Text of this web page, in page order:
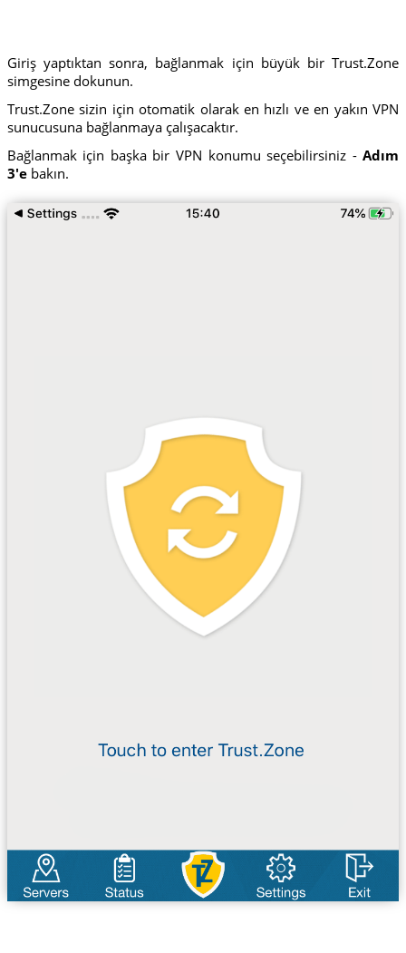
Giriş yaptıktan sonra, bağlanmak için büyük bir Trust.Zone
simgesine dokunun.
Trust.Zone sizin için otomatik olarak en hızlı ve en yakın VPN
sunucusuna bağlanmaya çalışacaktır.
Bağlanmak için başka bir VPN konumu seçebilirsiniz -Adım
3'ebakın.